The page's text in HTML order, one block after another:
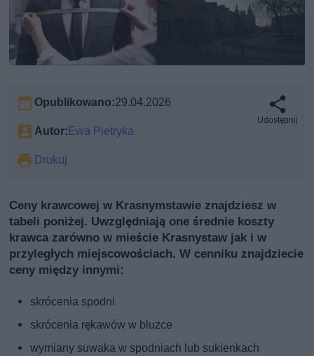
Opublikowano:29.04.2026
Autor: Ewa Pietryka
Drukuj
Udostępnij
Ceny krawcowej w Krasnymstawie znajdziesz w
tabeli poniżej. Uwzględniają one średnie koszty
krawca zarówno w mieście Krasnystaw jak i w
przyległych miejscowościach. W cenniku znajdziecie
ceny między innymi:
skrócenia spodni
skrócenia rękawów w bluzce
wymiany suwaka w spodniach lub sukienkach